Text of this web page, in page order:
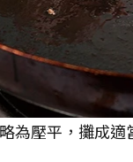
為壓平，攤成